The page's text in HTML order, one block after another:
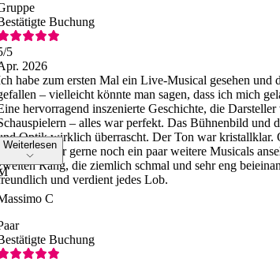
Buchung
/5
2026
habe zum ersten Mal ein Live-Musical gesehen und
– vielleicht könnte man sagen, dass ich mich
hervorragend inszenierte Geschichte, die
– alles war perfekt. Das Bühnenbild und
Optik wirklich überrascht. Der Ton war kristallklar.
ich mir gerne noch ein paar weitere Musicals
Rang, die ziemlich schmal und sehr eng
und verdient jedes Lob.
Weiterlesen
C
Buchung